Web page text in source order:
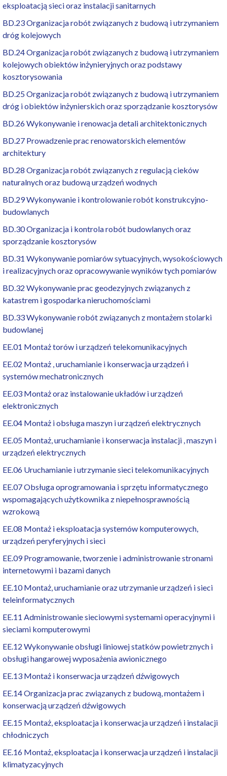
eksploatacją sieci oraz instalacji sanitarnych
BD.23 Organizacja robót związanych z budową i utrzymaniem
dróg kolejowych
BD.24 Organizacja robót związanych z budową i utrzymaniem
kolejowych obiektów inżynieryjnych oraz podstawy
kosztorysowania
BD.25 Organizacja robót związanych z budową i utrzymaniem
dróg i obiektów inżynierskich oraz sporządzanie kosztorysów
BD.26 Wykonywanie i renowacja detali architektonicznych
BD.27 Prowadzenie prac renowatorskich elementów
architektury
BD.28 Organizacja robót związanych z regulacją cieków
naturalnych oraz budową urządzeń wodnych
BD.29 Wykonywanie i kontrolowanie robót konstrukcyjno-
budowlanych
BD.30 Organizacja i kontrola robót budowlanych oraz
sporządzanie kosztorysów
BD.31 Wykonywanie pomiarów sytuacyjnych, wysokościowych
i realizacyjnych oraz opracowywanie wyników tych pomiarów
BD.32 Wykonywanie prac geodezyjnych związanych z
katastrem i gospodarka nieruchomościami
BD.33 Wykonywanie robót związanych z montażem stolarki
budowlanej
EE.01 Montaż torów i urządzeń telekomunikacyjnych
EE.02 Montaż , uruchamianie i konserwacja urządzeń i
systemów mechatronicznych
EE.03 Montaż oraz instalowanie układów i urządzeń
elektronicznych
EE.04 Montaż i obsługa maszyn i urządzeń elektrycznych
EE.05 Montaż, uruchamianie i konserwacja instalacji , maszyn i
urządzeń elektrycznych
EE.06 Uruchamianie i utrzymanie sieci telekomunikacyjnych
EE.07 Obsługa oprogramowania i sprzętu informatycznego
wspomagających użytkownika z niepełnosprawnością
wzrokową
EE.08 Montaż i eksploatacja systemów komputerowych,
urządzeń peryferyjnych i sieci
EE.09 Programowanie, tworzenie i administrowanie stronami
internetowymi i bazami danych
EE.10 Montaż, uruchamianie oraz utrzymanie urządzeń i sieci
teleinformatycznych
EE.11 Administrowanie sieciowymi systemami operacyjnymi i
sieciami komputerowymi
EE.12 Wykonywanie obsługi liniowej statków powietrznych i
obsługi hangarowej wyposażenia awionicznego
EE.13 Montaż i konserwacja urządzeń dźwigowych
EE.14 Organizacja prac związanych z budową, montażem i
konserwacją urządzeń dźwigowych
EE.15 Montaż, eksploatacja i konserwacja urządzeń i instalacji
chłodniczych
EE.16 Montaż, eksploatacja i konserwacja urządzeń i instalacji
klimatyzacyjnych